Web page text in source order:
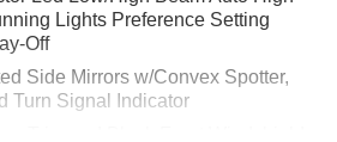
Lights Preference Setting
Off
Side Mirrors w/Convex Spotter,
Turn Signal Indicator